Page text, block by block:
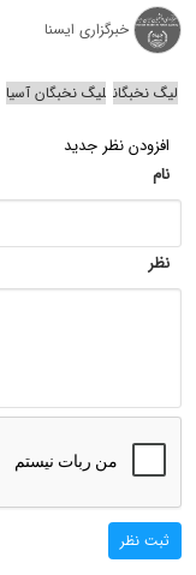
خبرگزاری ایسنا
لیگ نخبگان لیگ نخبگان آسیا
افزودن نظر جدید
نام
نظر
ثبت نظر